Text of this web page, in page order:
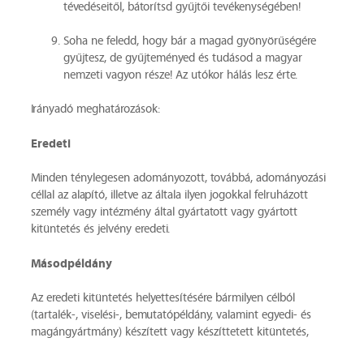
tévedéseitől, bátorítsd gyűjtői tevékenységében!
Soha ne feledd, hogy bár a magad gyönyörűségére
gyűjtesz, de gyűjteményed és tudásod a magyar
nemzeti vagyon része! Az utókor hálás lesz érte.
Irányadó meghatározások:
Eredeti
Minden ténylegesen adományozott, továbbá, adományozási
céllal az alapító, illetve az általa ilyen jogokkal felruházott
személy vagy intézmény által gyártatott vagy gyártott
kitüntetés és jelvény eredeti.
Másodpéldány
Az eredeti kitüntetés helyettesítésére bármilyen célból
(tartalék-, viselési-, bemutatópéldány, valamint egyedi- és
magángyártmány) készített vagy készíttetett kitüntetés,